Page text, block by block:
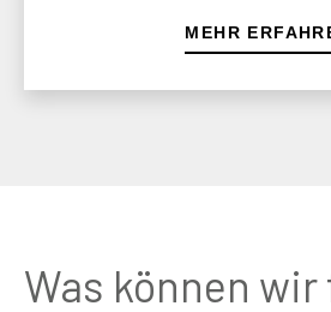
MEHR
Was können wir